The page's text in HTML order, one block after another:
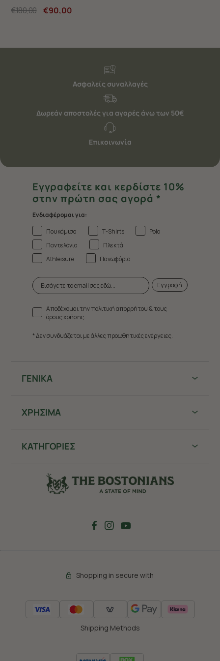
€180,00 €90,00
Ασφαλείς συναλλαγές
Δωρεάν αποστολές για αγορές άνω των 50€
Επικοινωνία
ΓΕΝΙΚΑ
ΧΡHΣΙΜΑ
ΚΑΤΗΓΟΡΙΕΣ
Εγγραφείτε και κερδίστε 10%
στην πρώτη σας αγορά *
Ενδιαφέρομαι για:
Πουκάμισα
T-Shirts
Polo
Παντελόνια
Πλεκτά
Athleisure
Πανωφόρια
Εγγραφή
Αποδέχομαι την πολιτική απορρήτου & τους
όρους χρήσης.
* Δεν συνδυάζεται με άλλες προωθητικές ενέργειες.
Shopping in secure with
Shipping Methods